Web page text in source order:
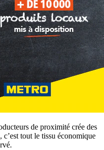
de proximité crée des
c’est tout le tissu économique